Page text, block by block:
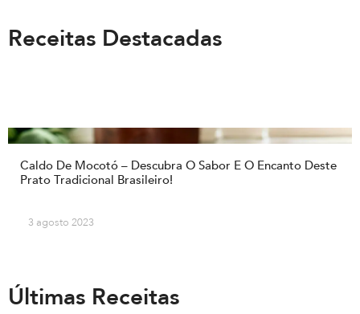
Receitas Destacadas
Caldo De Mocotó – Descubra O Sabor E O Encanto Deste
Prato Tradicional Brasileiro!
3 agosto 2023
Últimas Receitas